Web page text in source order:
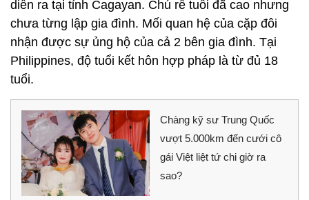
diễn ra tại tỉnh Cagayan. Chú rể tuổi đã cao nhưng
chưa từng lập gia đình. Mối quan hệ của cặp đôi
nhận được sự ủng hộ của cả 2 bên gia đình. Tại
Philippines, độ tuổi kết hôn hợp pháp là từ đủ 18
tuổi.
Chàng kỹ sư Trung Quốc
vượt 5.000km đến cưới cô
gái Việt liệt tứ chi giờ ra
sao?